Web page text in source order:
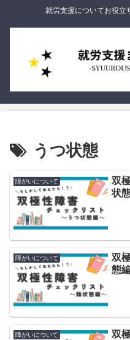
就労支援についてお役立
うつ状態
障がいについて
双
状
障がいについて
双
態
障がいについて
双